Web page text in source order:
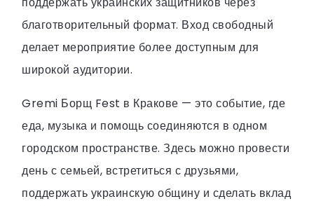
благотворительный формат. Вход свободный
делает мероприятие более доступным для
широкой аудитории.
Gremi Борщ Fest в Кракове — это событие, где
еда, музыка и помощь соединяются в одном
городском пространстве. Здесь можно провести
день с семьей, встретиться с друзьями,
поддержать украинскую общину и сделать вклад